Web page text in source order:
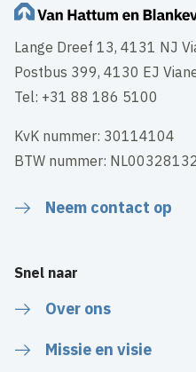
Lange Dreef 13, 4131 NJ
Postbus 399, 4130 EJ
Tel: +31 88 186 5100
KvK nummer: 30114104
BTW nummer:
Neem contact op
Snel naar
Over ons
Missie en visie